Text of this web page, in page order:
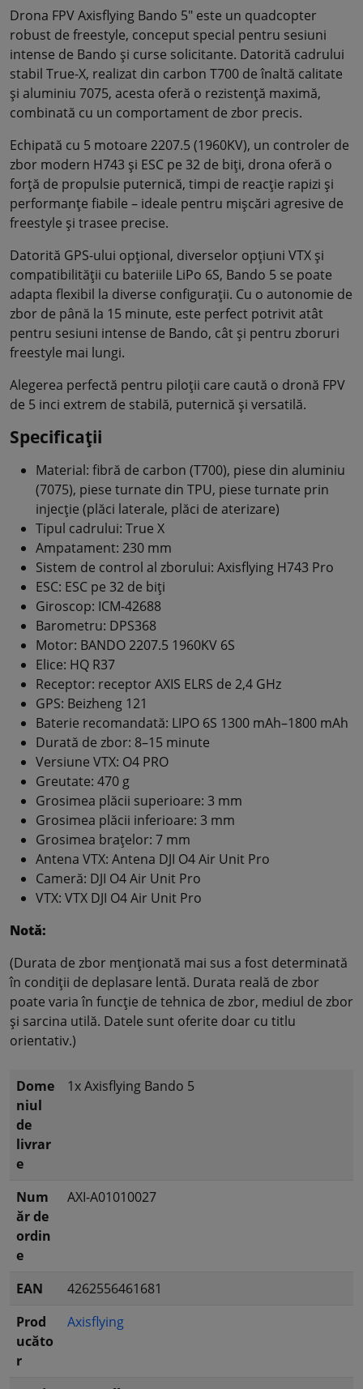
Drona FPV Axisflying Bando 5" este un quadcopter
robust de freestyle, conceput special pentru sesiuni
intense de Bando și curse solicitante. Datorită cadrului
stabil True-X, realizat din carbon T700 de înaltă calitate
și aluminiu 7075, acesta oferă o rezistență maximă,
combinată cu un comportament de zbor precis.
Echipată cu 5 motoare 2207.5 (1960KV), un controler de
zbor modern H743 și ESC pe 32 de biți, drona oferă o
forță de propulsie puternică, timpi de reacție rapizi și
performanțe fiabile – ideale pentru mișcări agresive de
freestyle și trasee precise.
Datorită GPS-ului opțional, diverselor opțiuni VTX și
compatibilității cu bateriile LiPo 6S, Bando 5 se poate
adapta flexibil la diverse configurații. Cu o autonomie de
zbor de până la 15 minute, este perfect potrivit atât
pentru sesiuni intense de Bando, cât și pentru zboruri
freestyle mai lungi.
Alegerea perfectă pentru piloții care caută o dronă FPV
de 5 inci extrem de stabilă, puternică și versatilă.
Specificații
Material: fibră de carbon (T700), piese din aluminiu
(7075), piese turnate din TPU, piese turnate prin
injecție (plăci laterale, plăci de aterizare)
Tipul cadrului: True X
Ampatament: 230 mm
Sistem de control al zborului: Axisflying H743 Pro
ESC: ESC pe 32 de biți
Giroscop: ICM-42688
Barometru: DPS368
Motor: BANDO 2207.5 1960KV 6S
Elice: HQ R37
Receptor: receptor AXIS ELRS de 2,4 GHz
GPS: Beizheng 121
Baterie recomandată: LIPO 6S 1300 mAh–1800 mAh
Durată de zbor: 8–15 minute
Versiune VTX: O4 PRO
Greutate: 470 g
Grosimea plăcii superioare: 3 mm
Grosimea plăcii inferioare: 3 mm
Grosimea brațelor: 7 mm
Antena VTX: Antena DJI O4 Air Unit Pro
Cameră: DJI O4 Air Unit Pro
VTX: VTX DJI O4 Air Unit Pro
Notă:
(Durata de zbor menționată mai sus a fost determinată
în condiții de deplasare lentă. Durata reală de zbor
poate varia în funcție de tehnica de zbor, mediul de zbor
și sarcina utilă. Datele sunt oferite doar cu titlu
orientativ.)
Dome
niul
de
livrar
e
1x Axisflying Bando 5
Num
ăr de
ordin
e
AXI-A01010027
EAN
4262556461681
Prod
ucăto
r
Axisflying